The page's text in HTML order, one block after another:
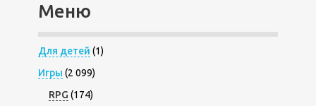
Меню
Для детей (1)
Игры (2 099)
RPG (174)